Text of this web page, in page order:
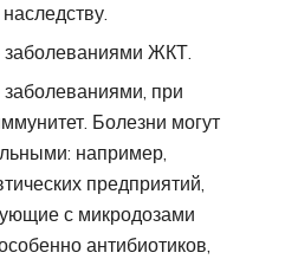
ЖКТ.
при
Болезни могут
например,
предприятий,
с микродозами
антибиотиков,